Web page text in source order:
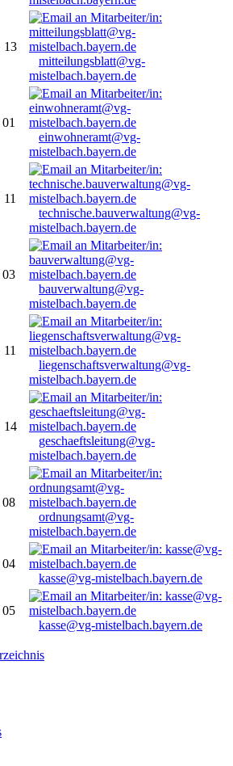
13
mitteilungsblatt@vg-
mistelbach.bayern.de
einwohneramt@vg-
mistelbach.bayern.de
technische.bauverwaltung@vg-
mistelbach.bayern.de
bauverwaltung@vg-
mistelbach.bayern.de
liegenschaftsverwaltung@vg-
mistelbach.bayern.de
14
geschaeftsleitung@vg-
mistelbach.bayern.de
ordnungsamt@vg-
mistelbach.bayern.de
kasse@vg-mistelbach.bayern.de
kasse@vg-mistelbach.bayern.de